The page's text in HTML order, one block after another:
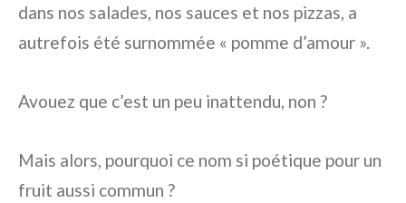
dans nos salades, nos sauces et nos pizzas, a
autrefois été surnommée « pomme d’amour ».
Avouez que c’est un peu inattendu, non ?
Mais alors, pourquoi ce nom si poétique pour un
fruit aussi commun ?